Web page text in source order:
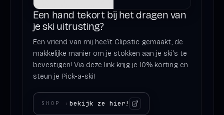
Een hand tekort bij het dragen van
je ski uitrusting?
Een vriend van mij heeft Clipstic gemaakt, de
makkelijke manier om je stokken aan je ski's te
bevestigen! Via deze link krijg je 10% korting en
steun je Pick-a-ski!
SHOP › bekijk ze hier!